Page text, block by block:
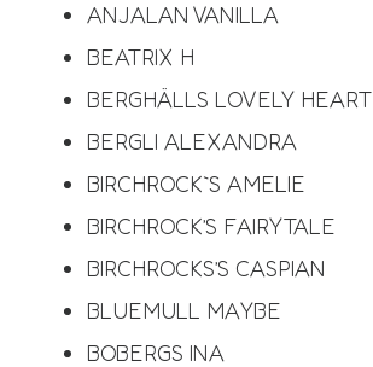
ANJALAN VANILLA
BEATRIX H
BERGHÄLLS LOVELY HEART
BERGLI ALEXANDRA
BIRCHROCK`S AMELIE
BIRCHROCK’S FAIRYTALE
BIRCHROCKS’S CASPIAN
BLUEMULL MAYBE
BOBERGS INA